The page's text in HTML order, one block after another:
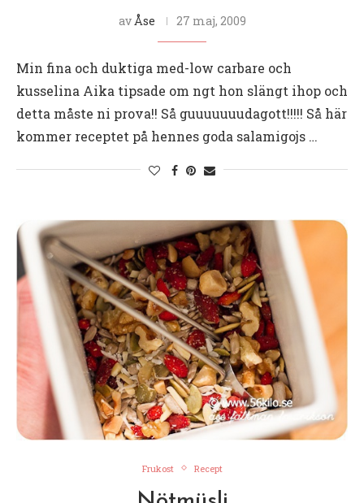
av Åse 27 maj, 2009
Min fina och duktiga med-low carbare och
kusselina Aika tipsade om ngt hon slängt ihop och
detta måste ni prova!! Så guuuuuuudagott!!!!! Så här
kommer receptet på hennes goda salamigojs …
Frukost Recept